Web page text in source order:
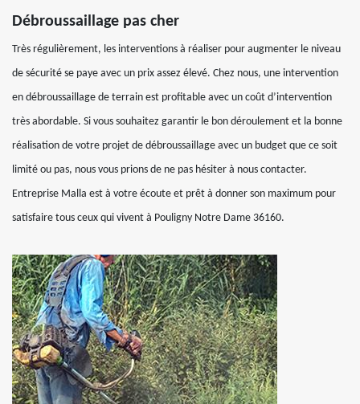
Débroussaillage pas cher
Très régulièrement, les interventions à réaliser pour augmenter le niveau
de sécurité se paye avec un prix assez élevé. Chez nous, une intervention
en débroussaillage de terrain est profitable avec un coût d’intervention
très abordable. Si vous souhaitez garantir le bon déroulement et la bonne
réalisation de votre projet de débroussaillage avec un budget que ce soit
limité ou pas, nous vous prions de ne pas hésiter à nous contacter.
Entreprise Malla est à votre écoute et prêt à donner son maximum pour
satisfaire tous ceux qui vivent à Pouligny Notre Dame 36160.